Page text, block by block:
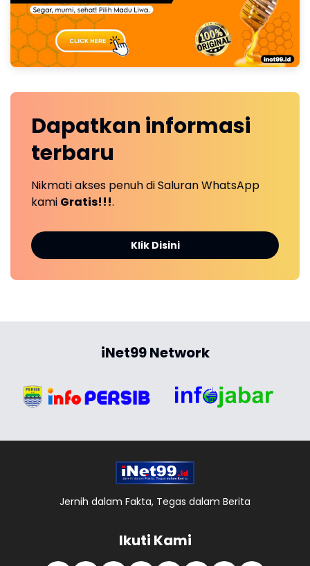
Dapatkan informasi
terbaru
Nikmati akses penuh di Saluran WhatsApp
kami Gratis!!!.
Klik Disini
iNet99 Network
Jernih dalam Fakta, Tegas dalam Berita
Ikuti Kami